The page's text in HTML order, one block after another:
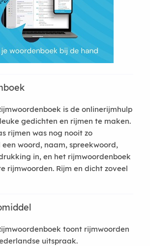
is de onlinerijmhulp
gedichten en rijmen te maken.
rijmen was nog nooit zo
woord, naam, spreekwoord,
in, en het rijmwoordenboek
rijmwoorden. Rijm en dicht zoveel
toont rijmwoorden
uitspraak.